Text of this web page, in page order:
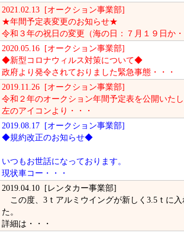
2021.02.13 [オークション事業部]
★年間予定表変更のお知らせ★
令和３年の祝日の変更（海の日：７月１９日か・
2020.05.16 [オークション事業部]
◆新型コロナウィルス対策について◆
政府より発令されておりました緊急事態・・・
2019.11.26 [オークション事業部]
令和２年のオークション年間予定表を公開いたし
左のアイコンより・・・
2019.08.17 [オークション事業部]
◆規約改正のお知らせ◆
いつもお世話になっております。
現状車コー・・・
2019.04.10 [レンタカー事業部]
この度、3ｔアルミウイングが新しく3.5ｔに入
た。
詳細は・・・